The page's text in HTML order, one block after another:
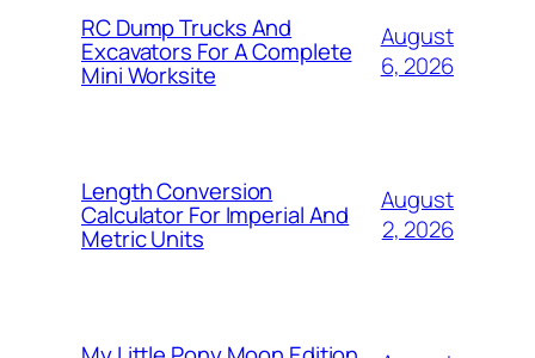
RC Dump Trucks And
Excavators For A Complete
Mini Worksite
August
6, 2026
Length Conversion
Calculator For Imperial And
Metric Units
August
2, 2026